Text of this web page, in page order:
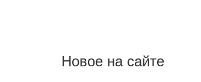
Новое на сайте